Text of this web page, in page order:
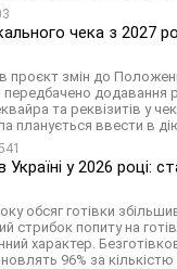
чека з 2027
проєкт змін до
додавання
та реквізитів у
планується ввести в
Україні у 2026 році:
обсяг готівки
стрибок попиту на
характер.
96% за